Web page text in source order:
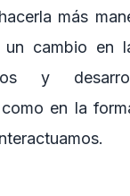
más
un cambio en
y
en la